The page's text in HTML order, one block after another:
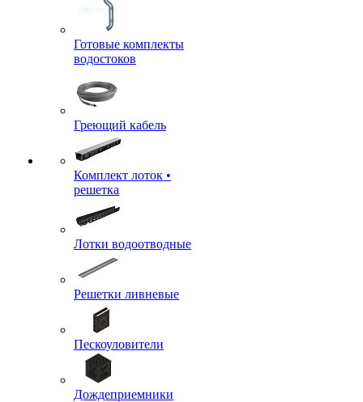
Готовые комплекты
водостоков
Греющий кабель
Комплект лоток •
решетка
Лотки водоотводные
Решетки ливневые
Пескоуловители
Дождеприемники